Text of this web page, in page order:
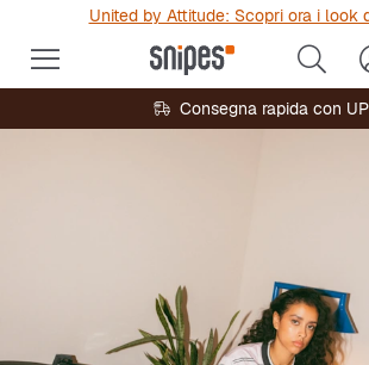
United by Attitude: Scopri ora i look
Consegna rapida con